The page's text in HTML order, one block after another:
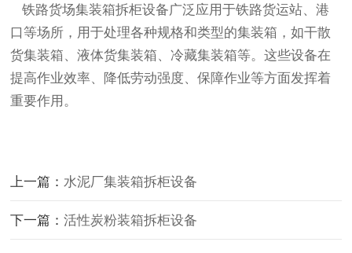
铁路货场集装箱拆柜设备广泛应用于铁路货运站、港
口等场所，用于处理各种规格和类型的集装箱，如干散
货集装箱、液体货集装箱、冷藏集装箱等。这些设备在
提高作业效率、降低劳动强度、保障作业等方面发挥着
重要作用。
上一篇：水泥厂集装箱拆柜设备
下一篇：活性炭粉装箱拆柜设备